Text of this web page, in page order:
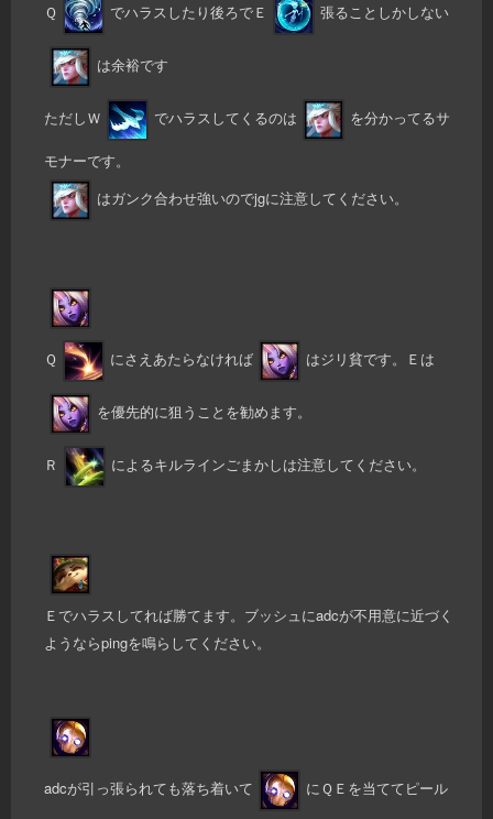
Ｑ でハラスしたり後ろでＥ 張ることしかしない
は余裕です
ただしＷ でハラスしてくるのは を分かってるサ
モナーです。
はガンク合わせ強いのでjgに注意してください。
Ｑ にさえあたらなければ はジリ貧です。Ｅは
を優先的に狙うことを勧めます。
Ｒ によるキルラインごまかしは注意してください。
Ｅでハラスしてれば勝てます。ブッシュにadcが不用意に近づく
ようならpingを鳴らしてください。
adcが引っ張られても落ち着いて にＱＥを当ててピール